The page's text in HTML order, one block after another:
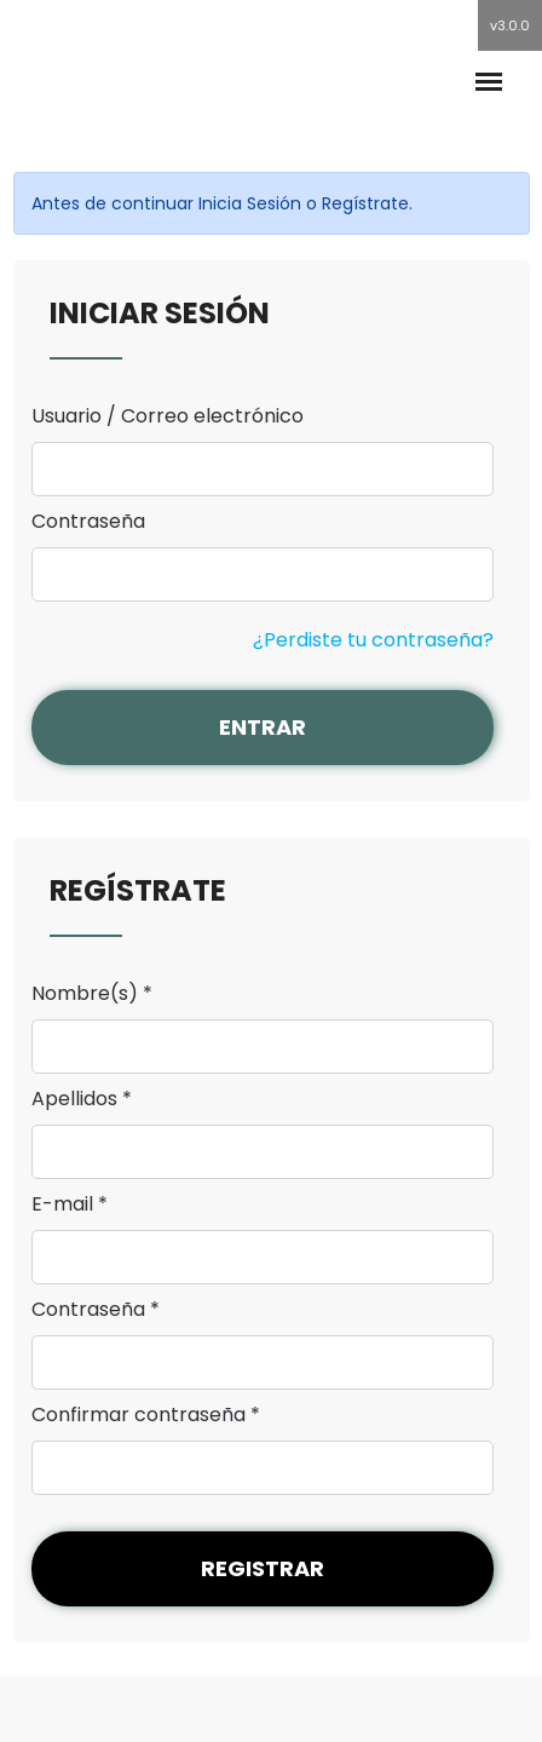
v3.0.0
Antes de continuar Inicia Sesión o Regístrate.
INICIAR SESIÓN
Usuario / Correo electrónico
Contraseña
¿Perdiste tu contraseña?
ENTRAR
REGÍSTRATE
Nombre(s) *
Apellidos *
E-mail *
Contraseña *
Confirmar contraseña *
REGISTRAR